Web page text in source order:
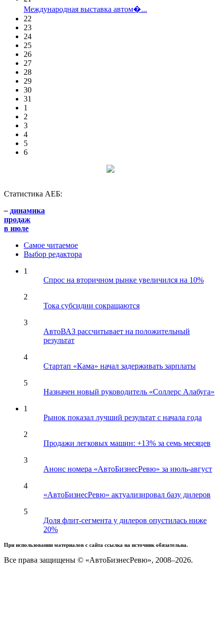
Международная выставка автом�...
22
23
24
25
26
27
28
29
30
31
1
2
3
4
5
6
Статистика АЕБ:
– динамика
продаж
в июле
Самое читаемое
Выбор редактора
1
Спрос на вторичном рынке увеличился на 10%
2
Тока субсидии сокращаются
3
АвтоВАЗ рассчитывает на положительный
результат
4
Стартап «Кама» начал задерживать зарплаты
5
Назначен новый руководитель «Соллерс Алабуга»
1
Рынок показал лучший результат с начала года
2
Продажи легковых машин: +13% за семь месяцев
3
Анонс номера «АвтоБизнесРевю» за июль-август
4
«АвтоБизнесРевю» актуализировал базу дилеров
5
Доля флит-сегмента у дилеров опустилась ниже
20%
При использовании материалов с сайта ссылка на источник обязательна.
Все права защищены © «АвтоБизнесРевю», 2008–2026.